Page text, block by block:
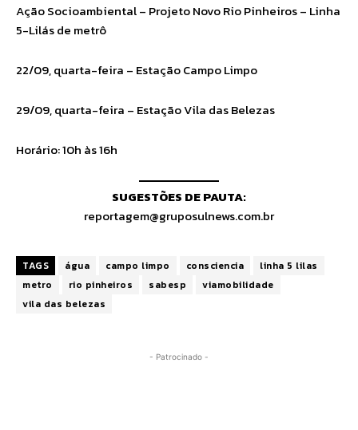
Ação Socioambiental – Projeto Novo Rio Pinheiros – Linha
5-Lilás de metrô
22/09, quarta-feira – Estação Campo Limpo
29/09, quarta-feira – Estação Vila das Belezas
Horário: 10h às 16h
SUGESTÕES DE PAUTA:
reportagem@gruposulnews.com.br
TAGS água campo limpo consciencia
linha 5 lilas
metro
rio pinheiros sabesp
viamobilidade
vila das belezas
- Patrocinado -